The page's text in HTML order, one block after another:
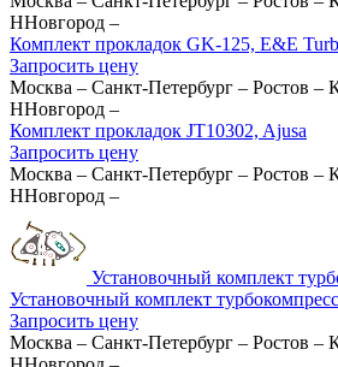
ННовгород –
Комплект прокладок GK-125, E&E
Запросить цену
Москва – Санкт-Петербург – Ростов –
ННовгород –
Комплект прокладок JT10302, Ajusa
Запросить цену
Москва – Санкт-Петербург – Ростов –
ННовгород –
Установочный комплект
Установочный комплект
Запросить цену
Москва – Санкт-Петербург – Ростов –